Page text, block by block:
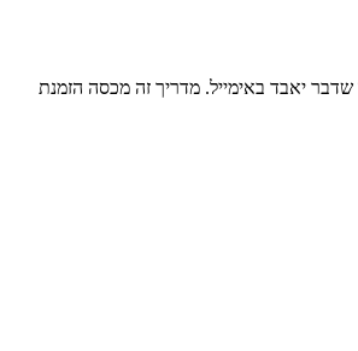
יאבד באימייל. מדריך זה מכסה הזמנת